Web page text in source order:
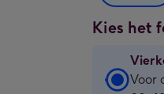
Kies het
Voor